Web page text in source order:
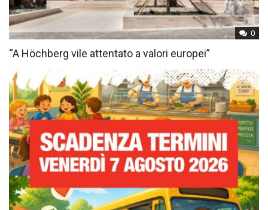
0
“A Höchberg vile attentato a valori europei”